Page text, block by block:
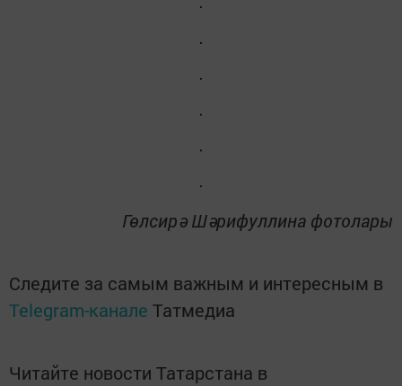
Гөлсирә Шәрифуллина фотолары
Следите за самым важным и интересным в
Telegram-канале Татмедиа
Читайте новости Татарстана в